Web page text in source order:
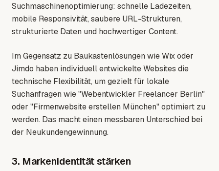
Suchmaschinenoptimierung: schnelle Ladezeiten,
mobile Responsivität, saubere URL-Strukturen,
strukturierte Daten und hochwertiger Content.
Im Gegensatz zu Baukastenlösungen wie Wix oder
Jimdo haben individuell entwickelte Websites die
technische Flexibilität, um gezielt für lokale
Suchanfragen wie "Webentwickler Freelancer Berlin"
oder "Firmenwebsite erstellen München" optimiert zu
werden. Das macht einen messbaren Unterschied bei
der Neukundengewinnung.
3. Markenidentität stärken